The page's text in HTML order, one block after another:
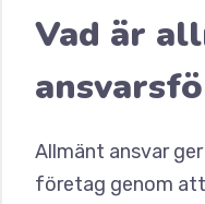
Vad är
Allmänt ansvar
företag genom